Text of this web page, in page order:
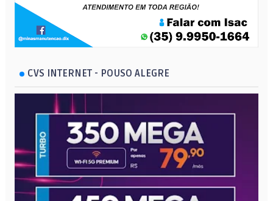
CVS INTERNET - POUSO ALEGRE